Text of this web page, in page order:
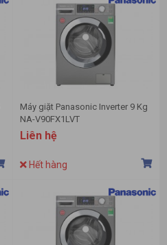
Máy giặt Panasonic Inverter 9 Kg
NA-V90FX1LVT
Liên hệ
Hết hàng